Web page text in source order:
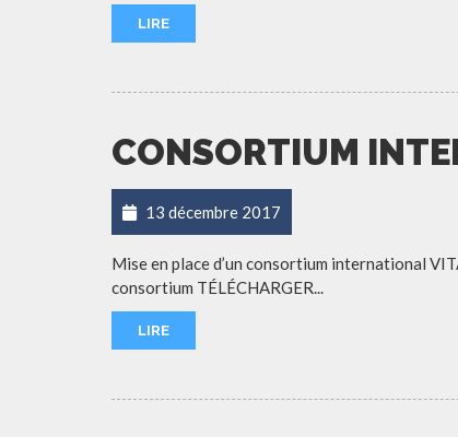
LIRE
CONSORTIUM
13 décembre 2017
Mise en place d’un consortium international
consortium TÉLÉCHARGER...
LIRE